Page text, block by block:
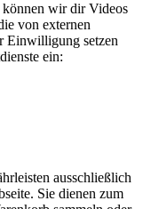
können wir dir Videos
von externen
Einwilligung setzen
ein:
ausschließlich
Sie dienen zum